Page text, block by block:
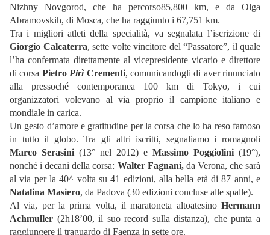
Nizhny Novgorod, che ha percorso85,800 km, e da Olga
Abramovskih, di Mosca, che ha raggiunto i 67,751 km.
Tra i migliori atleti della specialità, va segnalata l’iscrizione di
Giorgio Calcaterra, sette volte vincitore del “Passatore”, il quale
l’ha confermata direttamente al vicepresidente vicario e direttore
di corsa Pietro Pirì Crementi, comunicandogli di aver rinunciato
alla pressoché contemporanea 100 km di Tokyo, i cui
organizzatori volevano al via proprio il campione italiano e
mondiale in carica.
Un gesto d’amore e gratitudine per la corsa che lo ha reso famoso
in tutto il globo. Tra gli altri iscritti, segnaliamo i romagnoli
Marco Serasini (13° nel 2012) e Massimo Poggiolini (19°),
nonché i decani della corsa: Walter Fagnani,da Verona, che sarà
al via per la 40^ volta su 41 edizioni, alla bella età di 87 anni, e
Natalina Masiero, da Padova (30 edizioni concluse alle spalle).
Al via, per la prima volta, il maratoneta altoatesino Hermann
Achmuller (2h18’00, il suo record sulla distanza), che punta a
raggiungere il traguardo di Faenza in sette ore.